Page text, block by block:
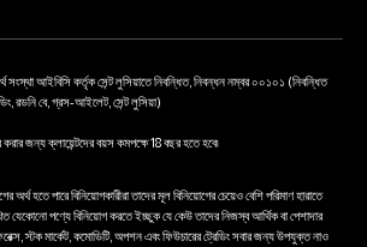
সংস্থা আইবিসি কর্তৃক সেন্ট লুসিয়াতে নিবন্ধিত, নিবন্ধন নম্বর ০০১০১ (নিবন্ধিত
রডনি বে, গ্রস-আইলেট, সেন্ট লুসিয়া)
জন্য ক্লায়েন্টদের বয়স কমপক্ষে 18 বছর হতে হবে৷
অর্থ হতে পারে বিনিয়োগকারীরা তাদের মূল বিনিয়োগের চেয়েও বেশি পরিমাণ হারাতে
পণ্যে বিনিয়োগ করতে ইচ্ছুক যে কেউ তাদের নিজস্ব আর্থিক বা পেশাদার
স্টক মার্কেট, কমোডিটি, অপশন এবং ফিউচারের ট্রেডিং সবার জন্য উপযুক্ত নাও